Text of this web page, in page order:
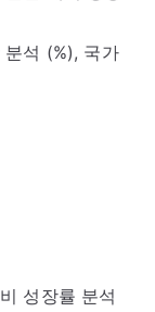
석 (%), 국가
성장률 분석